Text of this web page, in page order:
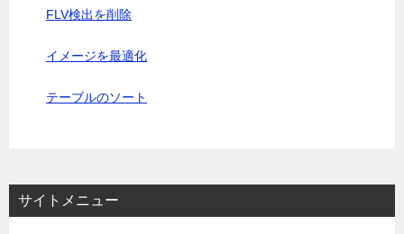
FLV検出を削除
イメージを最適化
テーブルのソート
サイトメニュー